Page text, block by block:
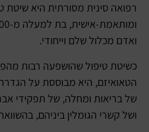
רפואה סינית מסורתית היא שיטת
ואדם מכלול שלם וייחודי.
כשיטת טיפול שהושפעה רבות
הטאואיזם, היא מבוססת על
של בריאות ומחלה, של תפקידי
ושל קשרי הגומלין ביניהם,